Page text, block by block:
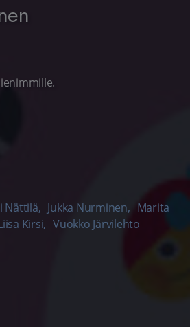
Nättilä, Jukka Nurminen, Marita
Kirsi, Vuokko Järvilehto